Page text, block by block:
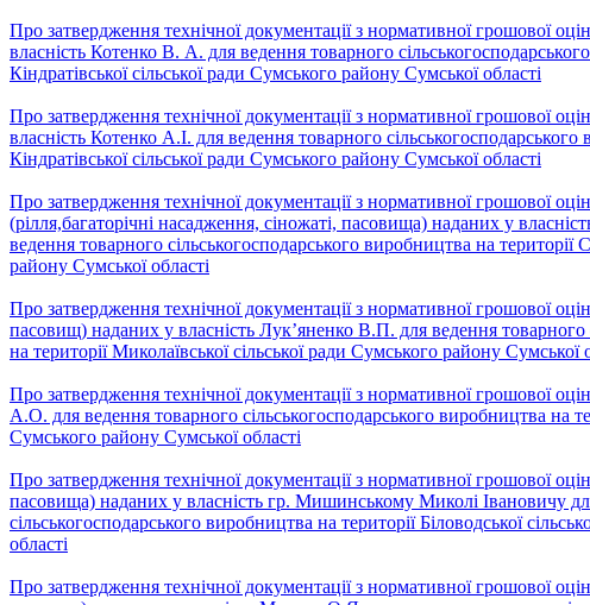
Про затвердження технічної документації з нормативної грошової
власність Котенко В. А. для ведення товарного
Кіндратівської сільської ради Сумського району Сумської області
Про затвердження технічної документації з нормативної грошової
власність Котенко А.І. для ведення товарного сільськогосподарського
Кіндратівської сільської ради Сумського району Сумської області
Про затвердження технічної документації з нормативної грошової
(рілля,багаторічні насадження, сіножаті, пасовища) наданих у
ведення товарного сільськогосподарського виробництва на території
району Сумської області
Про затвердження технічної документації з нормативної грошової
пасовищ) наданих у власність Лук’яненко В.П. для ведення товарного
на території Миколаївської сільської ради Сумського району Сумської
Про затвердження технічної документації з нормативної грошової
А.О. для ведення товарного сільськогосподарського виробництва на
Сумського району Сумської області
Про затвердження технічної документації з нормативної грошової
пасовища) наданих у власність гр. Мишинському Миколі Івановичу
сільськогосподарського виробництва на території Біловодської
області
Про затвердження технічної документації з нормативної грошової